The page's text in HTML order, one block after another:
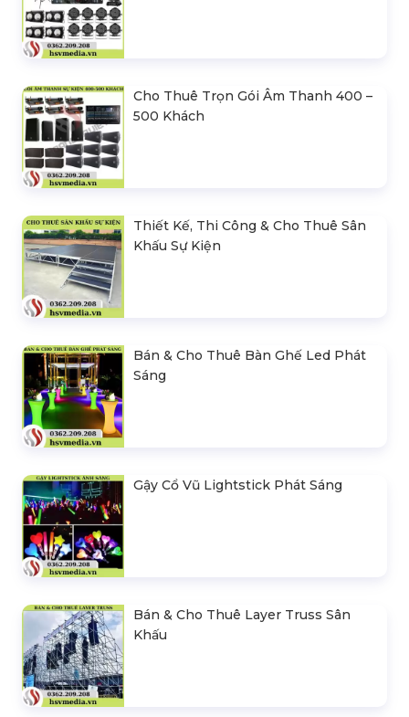
Cho Thuê Trọn Gói Âm Thanh 400 –
500 Khách
Thiết Kế, Thi Công & Cho Thuê Sân
Khấu Sự Kiện
Bán & Cho Thuê Bàn Ghế Led Phát
Sáng
Gậy Cổ Vũ Lightstick Phát Sáng
Bán & Cho Thuê Layer Truss Sân
Khấu